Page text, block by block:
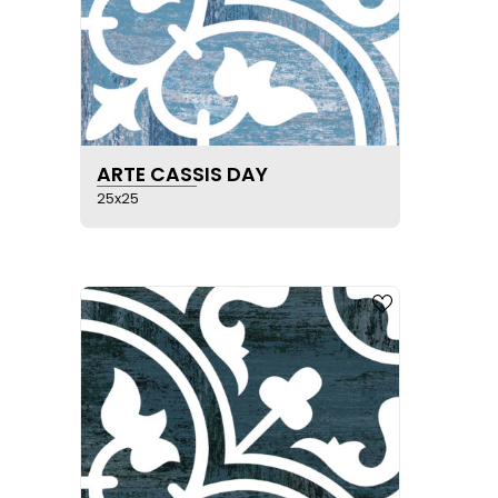
VOIR LA FICHE PRODUIT
ARTE CASSIS DAY
25x25